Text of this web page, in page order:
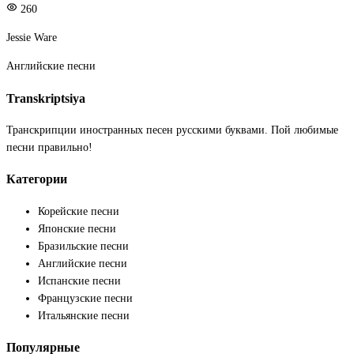
260
Jessie Ware
Английские песни
Transkriptsiya
Транскрипции иностранных песен русскими буквами. Пой любимые
песни правильно!
Категории
Корейские песни
Японские песни
Бразильские песни
Английские песни
Испанские песни
Французские песни
Итальянские песни
Популярные